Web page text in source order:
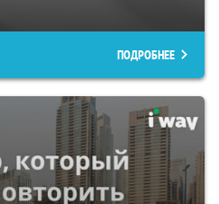
ПОДРОБНЕЕ